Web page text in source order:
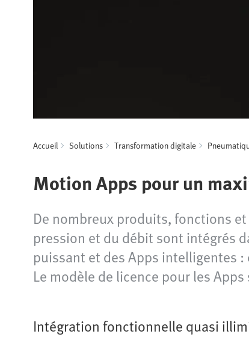
Accueil Solutions Transformation digitale
Motion Apps pour un
De nombreux produits, fonctions
pression et du débit sont intégrés
puissant et des Apps intelligentes
Le modèle de licence pour les
Intégration fonctionnelle quasi